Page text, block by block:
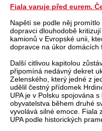
Fiala varuje před eurem.
Napětí se podle něj
dopravci dlouhodobě
kamionů v Evropské unii,
dopravce na úkor domácích
Další citlivou kapitolou
připomíná nedávný dekret
Zelenského, který jedné z
udělil čestný přídomek
UPA je v Polsku spojována
obyvatelstva během druhé
vyvolává silné emoce. Fiala
UPA podle historických